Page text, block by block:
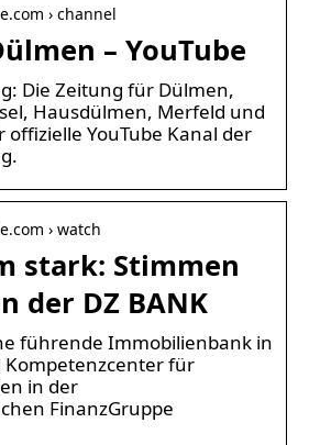
› channel
– YouTube
Die Zeitung für Dülmen,
Hausdülmen, Merfeld und
offizielle YouTube Kanal der
› watch
stark: Stimmen
der DZ BANK
führende Immobilienbank in
Kompetenzcenter für
in der
FinanzGruppe